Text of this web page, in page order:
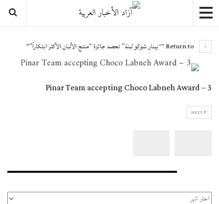
Pinar Team accepting Choco Labneh Award – 3
NEXT
الأرشيف